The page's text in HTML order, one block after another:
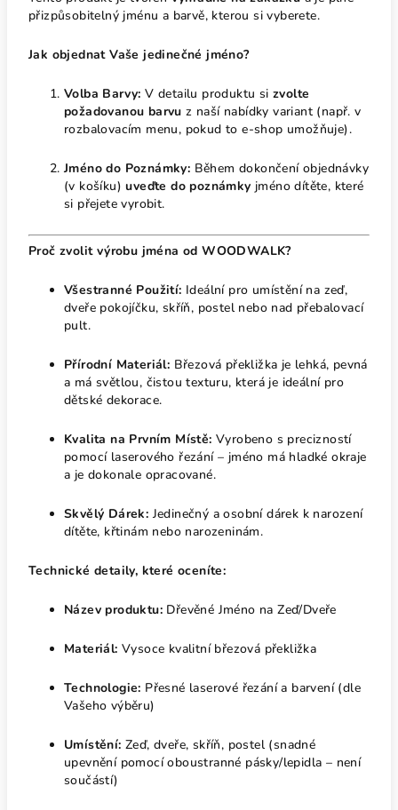
přizpůsobitelný jménu a barvě, kterou si vyberete.
Jak objednat Vaše jedinečné jméno?
Volba Barvy: V detailu produktu sizvolte
požadovanou barvu z naší nabídky variant (např. v
rozbalovacím menu, pokud to e-shop umožňuje).
Jméno do Poznámky: Během dokončení objednávky
(v košíku)uveďte do poznámky jméno dítěte, které
si přejete vyrobit.
Proč zvolit výrobu jména od WOODWALK?
Všestranné Použití: Ideální pro umístění na zeď,
dveře pokojíčku, skříň, postel nebo nad přebalovací
pult.
Přírodní Materiál: Březová překližka je lehká, pevná
a má světlou, čistou texturu, která je ideální pro
dětské dekorace.
Kvalita na Prvním Místě: Vyrobeno s precizností
pomocí laserového řezání – jméno má hladké okraje
a je dokonale opracované.
Skvělý Dárek: Jedinečný a osobní dárek k narození
dítěte, křtinám nebo narozeninám.
Technické detaily, které oceníte:
Název produktu: Dřevěné Jméno na Zeď/Dveře
Materiál: Vysoce kvalitní březová překližka
Technologie: Přesné laserové řezání a barvení (dle
Vašeho výběru)
Umístění: Zeď, dveře, skříň, postel (snadné
upevnění pomocí oboustranné pásky/lepidla – není
součástí)